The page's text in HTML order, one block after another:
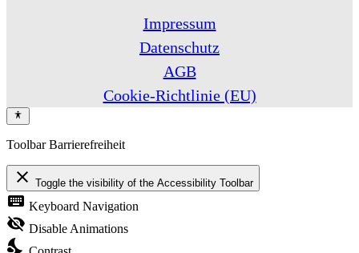
Impressum
Datenschutz
AGB
Cookie-Richtlinie (EU)
Toolbar Barrierefreiheit
close Toggle the visibility of the Accessibility Toolbar
keyboard Keyboard Navigation
visibility_off Disable Animations
nights_stay